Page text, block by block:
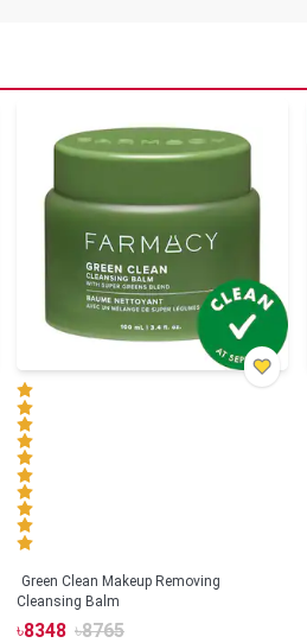
Green Clean Makeup Removing
Cleansing Balm
৳8348 ৳8765